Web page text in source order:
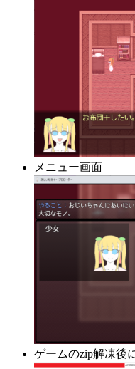
メニュー画面
ゲームのzip解凍後